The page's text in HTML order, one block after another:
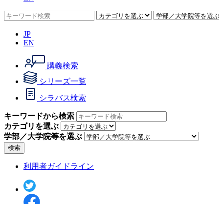
JP
EN
講義検索
シリーズ一覧
シラバス検索
キーワードから検索
カテゴリを選ぶ
学部／大学院等を選ぶ
検索
利用者ガイドライン